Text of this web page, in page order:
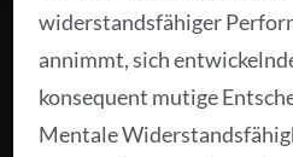
widerstandsfähiger
annimmt, sich
konsequent mutige
Mentale